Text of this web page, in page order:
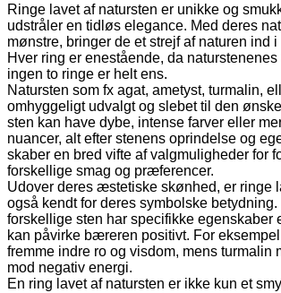
Ringe lavet af natursten er unikke og
udstråler en tidløs elegance. Med deres
mønstre, bringer de et strejf af naturen ind
Hver ring er enestående, da
ingen to ringe er helt ens.
Natursten som fx agat, ametyst, turmalin,
omhyggeligt udvalgt og slebet til den
sten kan have dybe, intense farver eller
nuancer, alt efter stenens oprindelse og
skaber en bred vifte af valgmuligheder for
forskellige smag og præferencer.
Udover deres æstetiske skønhed, er ringe
også kendt for deres symbolske betydning.
forskellige sten har specifikke egenskaber
kan påvirke bæreren positivt. For
fremme indre ro og visdom, mens turmalin
mod negativ energi.
En ring lavet af natursten er ikke kun et